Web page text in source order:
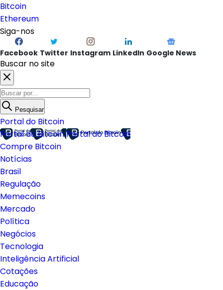
Bitcoin
Ethereum
Siga-nos
Facebook Twitter Instagram LinkedIn Google News
Buscar no site
Pesquisar
Portal do Bitcoin
Portal do BitcoinPortal do Bitcoin
Compre Bitcoin
Notícias
Brasil
Regulação
Memecoins
Mercado
Política
Negócios
Tecnologia
Inteligência Artificial
Cotações
Educação